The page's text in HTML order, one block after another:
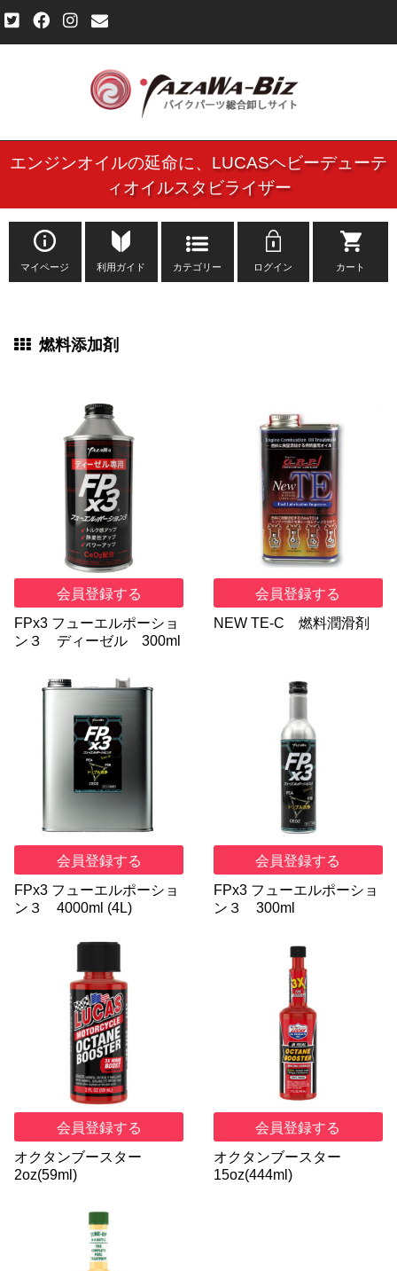
ご利用規約
個人情報保護方針
よくある質問
お問い合わせ
エンジンオイルの延命に、 LUCASヘビーデューテ
ィオイルスタビライザー
マイページ 利用ガイド カテゴリー ログイン カート
燃料添加剤
会員登録する
FPx3 フューエルポーショ
ン３ ディーゼル 300ml
会員登録する
NEW TE-C 燃料潤滑剤
会員登録する
FPx3 フューエルポーショ
ン３ 4000ml (4L)
会員登録する
FPx3 フューエルポーショ
ン３ 300ml
会員登録する
オクタンブースター
2oz(59ml)
会員登録する
オクタンブースター
15oz(444ml)